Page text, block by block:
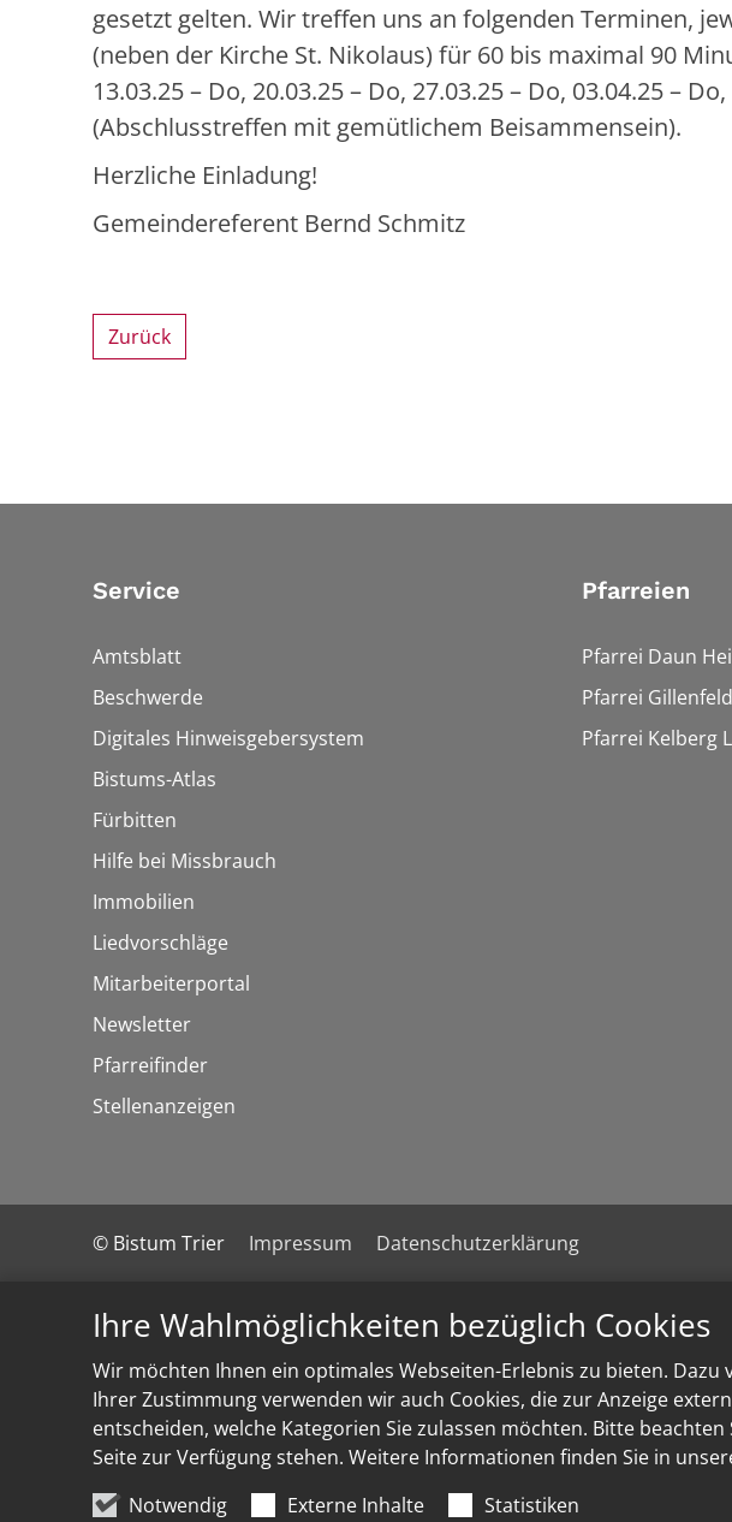
Ihre Wahlmöglichkeiten bezüglich Cookies
Wir möchten Ihnen ein optimales Webseiten-Erlebnis zu bieten.
Ihrer Zustimmung verwenden wir auch Cookies, die zur Anzeige
entscheiden, welche Kategorien Sie zulassen möchten. Bitte
Seite zur Verfügung stehen. Weitere Informationen finden Sie in
Notwendig
Externe Inhalte Statistiken
gesetzt gelten. Wir treffen uns an folgenden Terminen,
(neben der Kirche St. Nikolaus) für 60 bis maximal 90
13.03.25 – Do, 20.03.25 – Do, 27.03.25 – Do, 03.04.25 –
(Abschlusstreffen mit gemütlichem Beisammensein).
Herzliche Einladung!
Gemeindereferent Bernd Schmitz
Zurück
Service
Amtsblatt
Beschwerde
Digitales Hinweisgebersystem
Bistums-Atlas
Fürbitten
Hilfe bei Missbrauch
Immobilien
Liedvorschläge
Mitarbeiterportal
Newsletter
Pfarreifinder
Stellenanzeigen
Pfarreien
Pfarrei Daun
Pfarrei Gillenfeld
Pfarrei Kelberg
© Bistum Trier Impressum Datenschutzerklärung